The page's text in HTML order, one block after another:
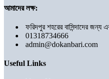
আমাদের লক্ষ:
ফরিদপুর শহরের বাসিন্দাদের জন্য
01318734666
admin@dokanbari.com
Useful Links